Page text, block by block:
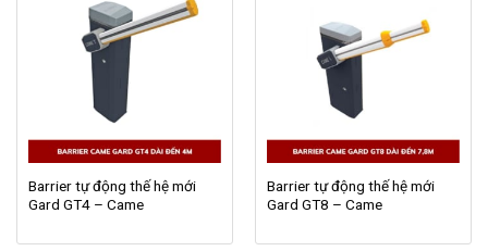
Barrier tự động thế hệ mới
Gard GT4 – Came
Barrier tự động thế hệ mới
Gard GT8 – Came